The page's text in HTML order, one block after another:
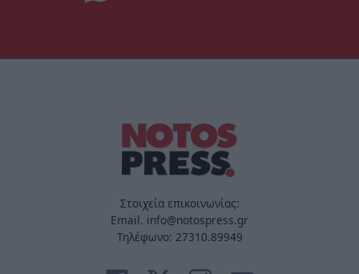
Στοιχεία επικοινωνίας:
Email. info@notospress.gr
Τηλέφωνο: 27310.89949